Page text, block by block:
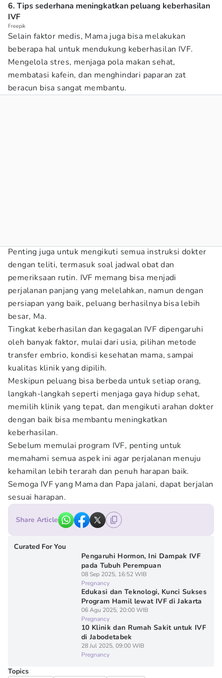
6. Tips sederhana meningkatkan peluang keberhasilan
IVF
Freepik
Selain faktor medis, Mama juga bisa melakukan
beberapa hal untuk mendukung keberhasilan IVF.
Mengelola stres, menjaga pola makan sehat,
membatasi kafein, dan menghindari paparan zat
beracun bisa sangat membantu.
Penting juga untuk mengikuti semua instruksi dokter
dengan teliti, termasuk soal jadwal obat dan
pemeriksaan rutin. IVF memang bisa menjadi
perjalanan panjang yang melelahkan, namun dengan
persiapan yang baik, peluang berhasilnya bisa lebih
besar, Ma.
Tingkat keberhasilan dan kegagalan IVF dipengaruhi
oleh banyak faktor, mulai dari usia, pilihan metode
transfer embrio, kondisi kesehatan mama, sampai
kualitas klinik yang dipilih.
Meskipun peluang bisa berbeda untuk setiap orang,
langkah-langkah seperti menjaga gaya hidup sehat,
memilih klinik yang tepat, dan mengikuti arahan dokter
dengan baik bisa membantu meningkatkan
keberhasilan.
Sebelum memulai program IVF, penting untuk
memahami semua aspek ini agar perjalanan menuju
kehamilan lebih terarah dan penuh harapan baik.
Semoga IVF yang Mama dan Papa jalani, dapat berjalan
sesuai harapan.
Share Article
Curated For You
Pengaruhi Hormon, Ini Dampak IVF
pada Tubuh Perempuan
08 Sep 2025, 16:52 WIB
Pregnancy
Edukasi dan Teknologi, Kunci Sukses
Program Hamil lewat IVF di Jakarta
06 Agu 2025, 20:00 WIB
Pregnancy
10 Klinik dan Rumah Sakit untuk IVF
di Jabodetabek
28 Jul 2025, 09:00 WIB
Pregnancy
Topics